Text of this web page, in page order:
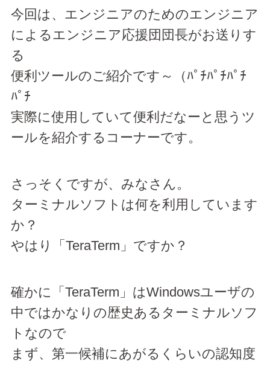
今回は、エンジニアのためのエンジニア
によるエンジニア応援団団長がお送りす
る
便利ツールのご紹介です～（ﾊﾟﾁﾊﾟﾁﾊﾟﾁ
ﾊﾟﾁ
実際に使用していて便利だなーと思うツ
ールを紹介するコーナーです。
さっそくですが、みなさん。
ターミナルソフトは何を利用しています
か？
やはり「TeraTerm」ですか？
確かに「TeraTerm」はWindowsユーザの
中ではかなりの歴史あるターミナルソフ
トなので
まず、第一候補にあがるくらいの認知度